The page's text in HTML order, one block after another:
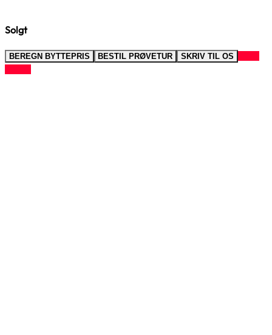
Solgt
BEREGN BYTTEPRIS BESTIL PRØVETUR SKRIV TIL OS